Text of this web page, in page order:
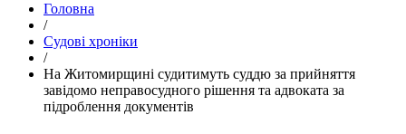
Головна
/
Судові хроніки
/
​На Житомирщині судитимуть суддю за прийняття
завідомо неправосудного рішення та адвоката за
підроблення документів